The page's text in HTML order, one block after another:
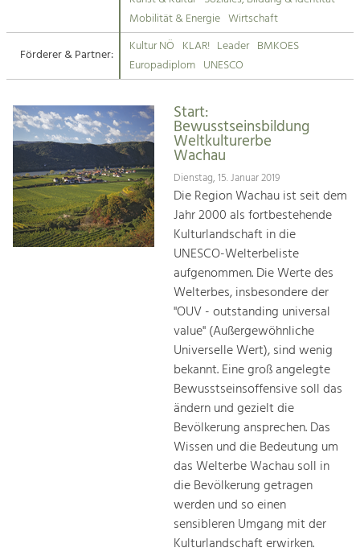
Suche
Impressum
Kontakt
Tourismus
Angebotsentwicklung und
Kunst & Kultur
Handwerk, Wissenschaft und Forschung.
Soziales, Bildung &
Identität
Gleichberechtigung, Jugend und
Integration
Mobilität & Energie
Klimawandel, öffentlicher Verkehr und
Steigerung regionaler Wertschöpfung
Mobilität & Energie Wirtschaft
Förderer & Partner:
Kultur NÖ KLAR! Leader BMKOES
Europadiplom UNESCO
Start:
Bewusstseinsbildung
Weltkulturerbe
Wachau
Dienstag, 15. Januar 2019
Die Region Wachau ist seit dem
Jahr 2000 als fortbestehende
Kulturlandschaft in die
UNESCO-Welterbeliste
aufgenommen. Die Werte des
Welterbes, insbesondere der
"OUV - outstanding universal
value" (Außergewöhnliche
Universelle Wert), sind wenig
bekannt. Eine groß angelegte
Bewusstseinsoffensive soll das
ändern und gezielt die
Bevölkerung ansprechen. Das
Wissen und die Bedeutung um
das Welterbe Wachau soll in
die Bevölkerung getragen
werden und so einen
sensibleren Umgang mit der
Kulturlandschaft erwirken.